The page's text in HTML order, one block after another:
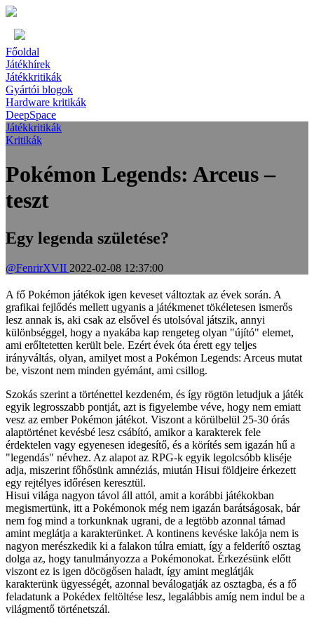
Főoldal
Játékhírek
Játékkritikák
Gyártói blogok
Hardware kritikák
DeepSpace
Játékkritikák
Kritikák
Pokémon Legends: Arceus –
teszt
Egy legenda születése?
@FenrirXVII 2022-02-08 12:37:00
A fő Pokémon játékok igen keveset változtak az évek során. A
grafikai fejlődés mellett ugyanis a játékmenet tökéletesen ismerős
lesz annak is, aki csak az elsővel és utolsóval játszik, annyi
különbséggel, hogy a nyakába kap rengeteg olyan "újító" elemet,
ami erőltetetten került bele. Ezért évek óta érett egy teljes
irányváltás, olyan, amilyet most a Pokémon Legends: Arceus mutat
be, viszont nem minden gyémánt, ami csillog.
Szokás szerint a történettel kezdeném, és így rögtön letudjuk a játék
egyik legrosszabb pontját, azt is figyelembe véve, hogy nem emiatt
vesz az ember Pokémon játékot. Viszont a körülbelül 25-30 órás
alaptörténet kevésbé lesz csábító, amikor a karakterek fele
érdektelen vagy egyenesen idegesítő, és a körítés sem igazán hű a
"legendás" névhez. Az alapot az RPG-k egyik legolcsóbb kliséje
adja, miszerint főhősünk amnéziás, miután Hisui földjeire érkezett
egy rejtélyes időrésen keresztül.
Hisui világa nagyon távol áll attól, amit a korábbi játékokban
megismertünk, itt a Pokémonok még nem igazán barátságosak, bár
nem fog mind a torkunknak ugrani, de a legtöbb azonnal támad
amint meglátja a karakterünket. A kontinens kevéske lakója nem is
nagyon merészkedik ki a falakon túlra emiatt, így a felderítő osztag
dolga az, hogy tanulmányozza a Pokémonokat. Érkezésünk előtt
viszont ez is igen döcögősen haladt, így amint meglátják
karakterünk ügyességét, azonnal beválogatják az osztagba, és a fő
feladatunk a Pokédex feltöltése lesz, legalábbis amíg nem indul be a
világmentő történetszál.